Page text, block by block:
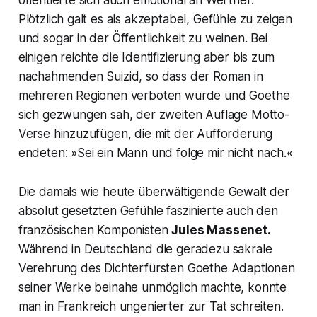
Plötzlich galt es als akzeptabel, Gefühle zu zeigen
und sogar in der Öffentlichkeit zu weinen. Bei
einigen reichte die Identifizierung aber bis zum
nachahmenden Suizid, so dass der Roman in
mehreren Regionen verboten wurde und Goethe
sich gezwungen sah, der zweiten Auflage Motto-
Verse hinzuzufügen, die mit der Aufforderung
endeten: »Sei ein Mann und folge mir nicht nach.«
Die damals wie heute überwältigende Gewalt der
absolut gesetzten Gefühle faszinierte auch den
französischen KomponistenJules Massenet.
Während in Deutschland die geradezu sakrale
Verehrung des Dichterfürsten Goethe Adaptionen
seiner Werke beinahe unmöglich machte, konnte
man in Frankreich ungenierter zur Tat schreiten.